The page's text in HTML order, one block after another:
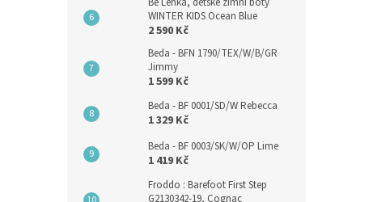
WINTER KIDS Ocean Blue
2 590 Kč
Beda - BFN 1790/TEX/W/B/GR
Jimmy
1 599 Kč
Beda - BF 0001/SD/W Rebecca
1 329 Kč
Beda - BF 0003/SK/W/OP Lime
1 419 Kč
Froddo : Barefoot First Step
G2130342-19, Cognac